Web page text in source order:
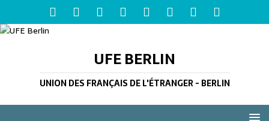
UFE BERLIN
UNION DES FRANÇAIS DE L'ÉTRANGER - BERLIN